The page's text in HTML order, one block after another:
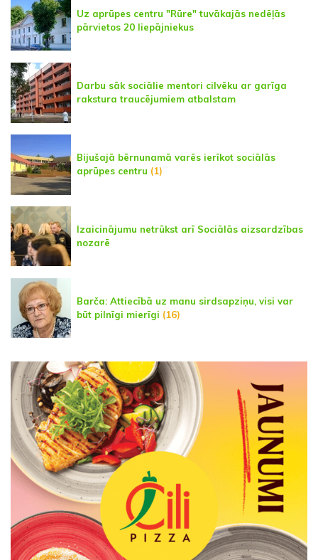
Uz aprūpes centru "Rūre" tuvākajās nedēļās
pārvietos 20 liepājniekus
Darbu sāk sociālie mentori cilvēku ar garīga
rakstura traucējumiem atbalstam
Bijušajā bērnunamā varēs ierīkot sociālās
aprūpes centru (1)
Izaicinājumu netrūkst arī Sociālās aizsardzības
nozarē
Barča: Attiecībā uz manu sirdsapziņu, visi var
būt pilnīgi mierīgi (16)